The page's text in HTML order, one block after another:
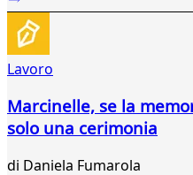
Lavoro
Marcinelle, se la
solo una cerimonia
di Daniela Fumarola